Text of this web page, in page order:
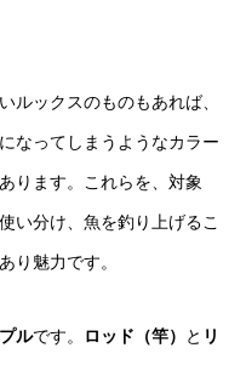
ルックスのものもあれば、
なってしまうようなカラー
ります。これらを、対象
い分け、魚を釣り上げるこ
り魅力です。
ルです。 ロッド（竿） と リ